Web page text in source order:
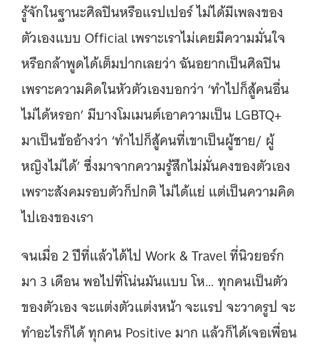
รู้จักในฐานะศิลปินหรือแรปเปอร์ ไม่ได้มีเพลงของ
ตัวเองแบบ Official เพราะเราไม่เคยมีความมั่นใจ
หรือกล้าพูดได้เต็มปากเลยว่า ฉันอยากเป็นศิลปิน
เพราะความคิดในหัวตัวเองบอกว่า ‘ทำไปก็สู้คนอื่น
ไม่ได้หรอก’ มีบางโมเมนต์เอาความเป็น LGBTQ+
มาเป็นข้ออ้างว่า ‘ทำไปก็สู้คนที่เขาเป็นผู้ชาย/ ผู้
หญิงไม่ได้’ ซึ่งมาจากความรู้สึกไม่มั่นคงของตัวเอง
เพราะสังคมรอบตัวก็ปกติ ไม่ได้แย่ แต่เป็นความคิด
ไปเองของเรา
จนเมื่อ 2 ปีที่แล้วได้ไป Work & Travel ที่นิวยอร์ก
มา 3 เดือน พอไปที่โน่นมันแบบ โห… ทุกคนเป็นตัว
ของตัวเอง จะแต่งตัวแต่งหน้า จะแรป จะวาดรูป จะ
ทำอะไรก็ได้ ทุกคน Positive มาก แล้วก็ได้เจอเพื่อน